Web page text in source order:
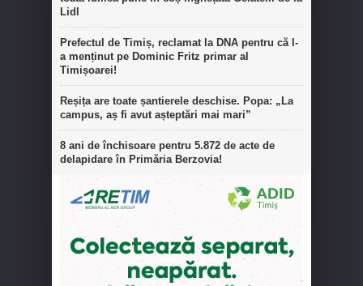
Lidl
Prefectul de Timiș, reclamat la DNA pentru că l-
a menținut pe Dominic Fritz primar al
Timișoarei!
Reșița are toate șantierele deschise. Popa: „La
campus, aș fi avut așteptări mai mari”
8 ani de închisoare pentru 5.872 de acte de
delapidare în Primăria Berzovia!